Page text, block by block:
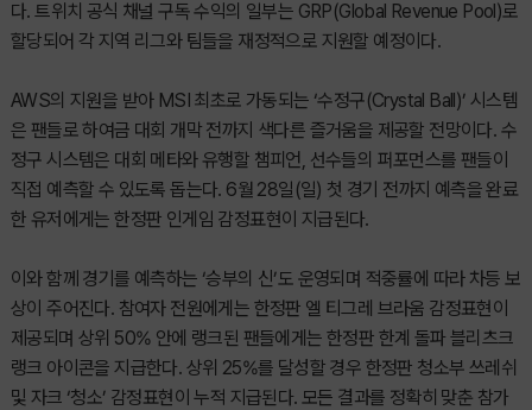
다. 트위치 공식 채널 구독 수익의 일부는 GRP(Global Revenue Pool)로
할당되어 각 지역 리그와 팀들을 재정적으로 지원할 예정이다.
AWS의 지원을 받아 MSI 최초로 가동되는 ‘수정구(Crystal Ball)’ 시스템
은 팬들로 하여금 대회 개막 전까지 색다른 즐거움을 제공할 전망이다. 수
정구 시스템은 대회 메타와 유행할 챔피언, 선수들의 퍼포먼스를 팬들이
직접 예측할 수 있도록 돕는다. 6월 28일(일) 첫 경기 전까지 예측을 완료
한 유저에게는 한정판 인게임 감정표현이 지급된다.
이와 함께 경기를 예측하는 ‘승부의 신’도 운영되며 적중률에 따라 차등 보
상이 주어진다. 참여자 전원에게는 한정판 엘 티그레 브라움 감정표현이
제공되며 상위 50% 안에 랭크된 팬들에게는 한정판 한계 돌파 블리츠크
랭크 아이콘을 지급한다. 상위 25%를 달성할 경우 한정판 청소부 쓰레쉬
및 자크 ‘청소’ 감정표현이 누적 지급된다. 모든 결과를 정확히 맞춘 참가